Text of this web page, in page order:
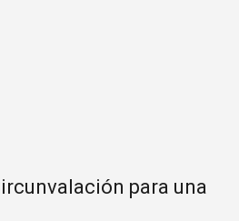
para una